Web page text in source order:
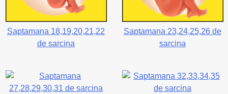
Saptamana 18,19,20,21,22
de sarcina
Saptamana 23,24,25,26 de
sarcina